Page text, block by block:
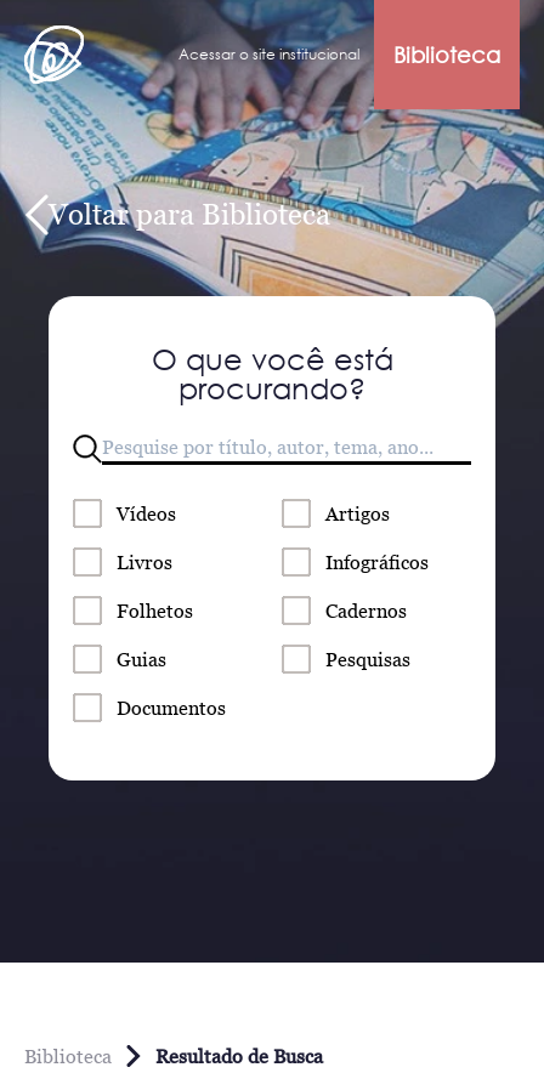
Acessar o site institucional Biblioteca
Voltar para Biblioteca
O que você está
procurando?
Vídeos Artigos
Livros Infográficos
Folhetos Cadernos
Guias Pesquisas
Documentos
Biblioteca Resultado de Busca